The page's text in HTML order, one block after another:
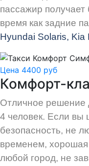
пассажир получает
время как задние
Hyundai Solaris, Kia
Цена 4400 руб
Комфорт-
Отличное решение
4 человек. Если вы
безопасность, не
временем, хорошая
любой город, не